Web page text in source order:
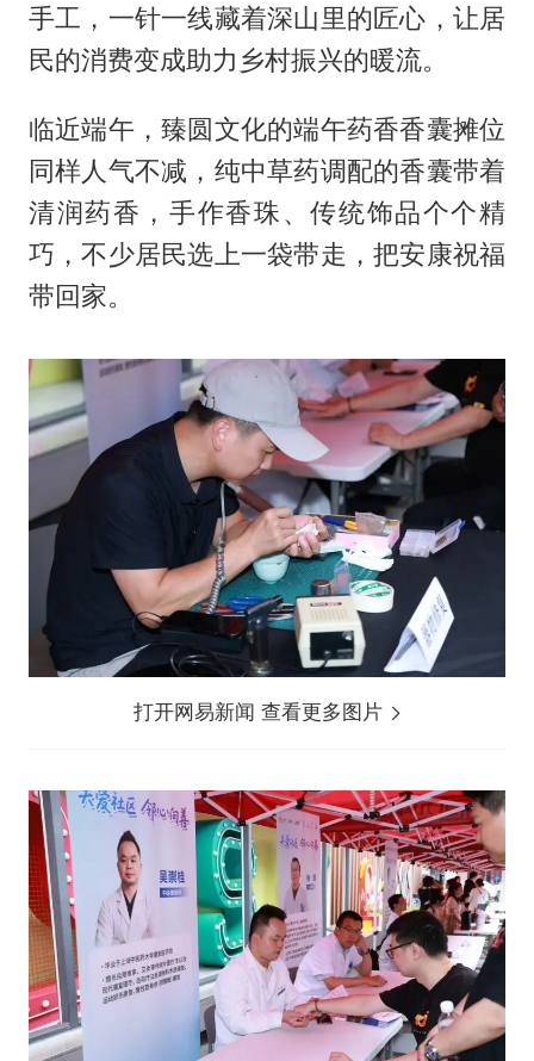
手工，一针一线藏着深山里的匠心，让居
民的消费变成助力乡村振兴的暖流。
临近端午，臻圆文化的端午药香香囊摊位
同样人气不减，纯中草药调配的香囊带着
清润药香，手作香珠、传统饰品个个精
巧，不少居民选上一袋带走，把安康祝福
带回家。
打开网易新闻 查看更多图片